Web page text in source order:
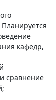
кафедр,
сравнение